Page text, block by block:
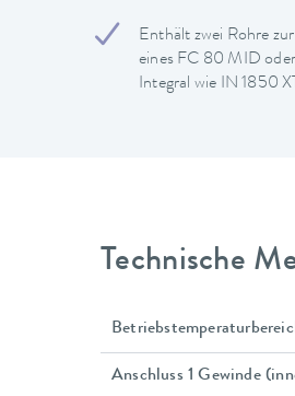
Enthält zwei Rohre
eines FC 80 MID
Integral wie IN 1850
Technische
Anschluss 1 Gewinde